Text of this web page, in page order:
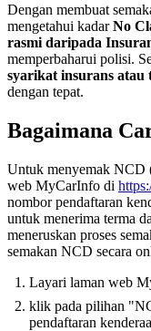
Dengan membuat
mengetahui kadarNo
rasmi daripada
memperbaharui polisi.
syarikat insurans atau
dengan tepat.
Bagaimana
Untuk menyemak NCD
web MyCarInfo di
nombor pendaftaran
untuk menerima terma
meneruskan proses
semakan NCD secara
Layari laman web
klik pada pilihan
pendaftaran